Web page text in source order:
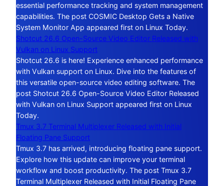
essential performance tracking and system management
capabilities. The post COSMIC Desktop Gets a Native
System Monitor App appeared first on Linux Today.
Shotcut 26.6 Open-Source Video Editor Released with
Vulkan on Linux Support
Shotcut 26.6 is here! Experience enhanced performance
with Vulkan support on Linux. Dive into the features of
this versatile open-source video editing software. The
post Shotcut 26.6 Open-Source Video Editor Released
with Vulkan on Linux Support appeared first on Linux
Today.
Tmux 3.7 Terminal Multiplexer Released with Initial
Floating Pane Support
Tmux 3.7 has arrived, introducing floating pane support.
Explore how this update can improve your terminal
workflow and boost productivity. The post Tmux 3.7
Terminal Multiplexer Released with Initial Floating Pane